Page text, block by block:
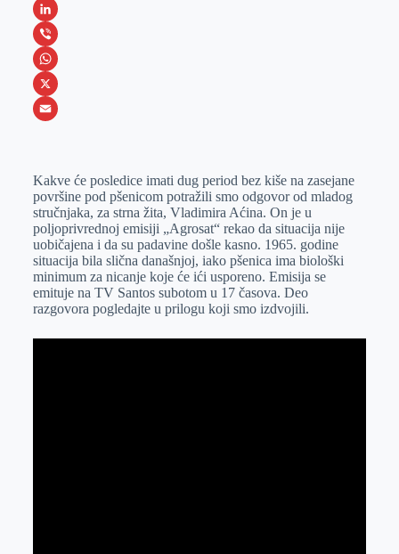
a
c
e
b
o
M
e
s
s
e
e
r
L
i
n
k
I
n
V
i
b
W
h
s
A
p
p
X
a
i
l
Kakve će posledice imati dug period bez kiše na zasejane
površine pod pšenicom potražili smo odgovor od mladog
stručnjaka, za strna žita, Vladimira Aćina. On je u
poljoprivrednoj emisiji „Agrosat“ rekao da situacija nije
uobičajena i da su padavine došle kasno. 1965. godine
situacija bila slična današnjoj, iako pšenica ima biološki
minimum za nicanje koje će ići usporeno. Emisija se
emituje na TV Santos subotom u 17 časova. Deo
razgovora pogledajte u prilogu koji smo izdvojili.